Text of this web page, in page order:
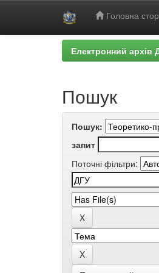
Головна
Електронний архів
Пошук
Пошук:
запит
Поточні фільтри: